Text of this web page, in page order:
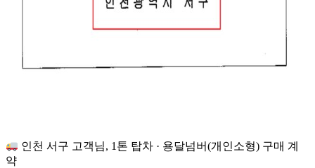
인천 서구 고객님, 1톤 탑차 · 용달넘버(개인소형) 구매 계
약